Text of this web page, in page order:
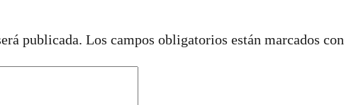
publicada. Los campos obligatorios están marcados con